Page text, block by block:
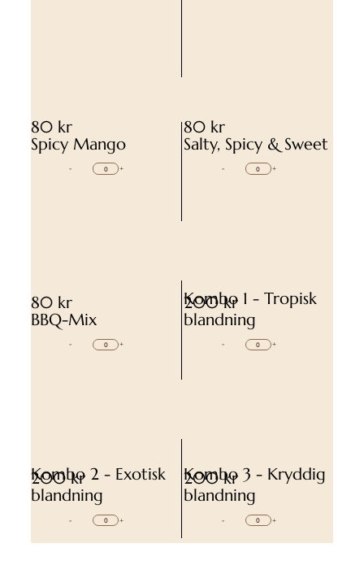
80 kr
Spicy Mango
- +
80 kr
Salty, Spicy & Sweet
- +
80 kr
BBQ-Mix
- +
200 kr
Kombo 1 - Tropisk
blandning
- +
200 kr
Kombo 2 - Exotisk
blandning
- +
200 kr
Kombo 3 - Kryddig
blandning
- +